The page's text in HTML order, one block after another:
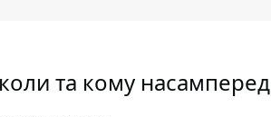
та кому насамперед